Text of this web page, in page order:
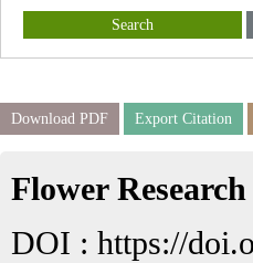
Search
Download PDF Export Citation
Flower
DOI : https://